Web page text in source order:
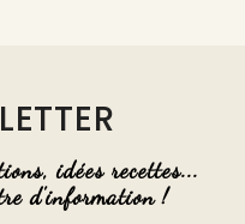
idées recettes...
d'information !